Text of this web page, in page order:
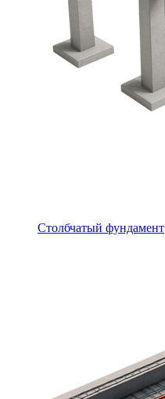
Столбчатый фундамент